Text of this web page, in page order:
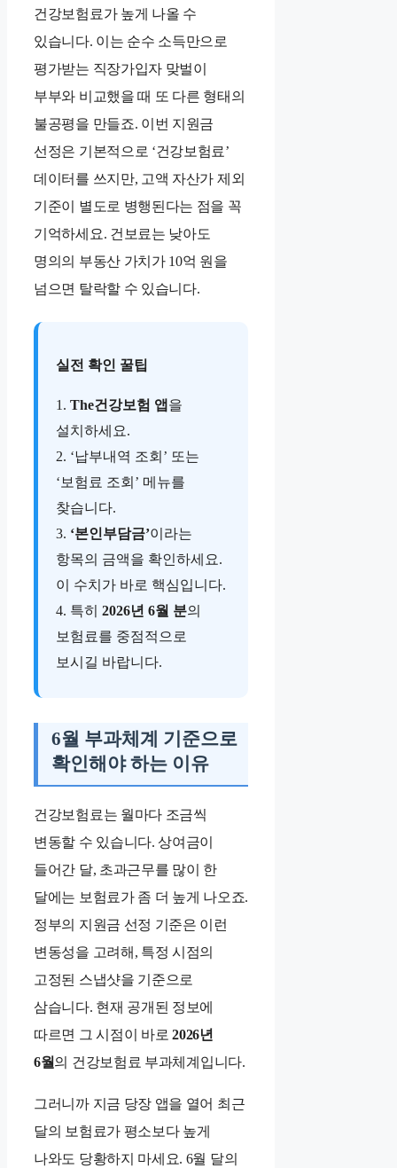
건강보험료가 높게 나올 수
있습니다. 이는 순수 소득만으로
평가받는 직장가입자 맞벌이
부부와 비교했을 때 또 다른 형태의
불공평을 만들죠. 이번 지원금
선정은 기본적으로 ‘건강보험료’
데이터를 쓰지만, 고액 자산가 제외
기준이 별도로 병행된다는 점을 꼭
기억하세요. 건보료는 낮아도
명의의 부동산 가치가 10억 원을
넘으면 탈락할 수 있습니다.
실전 확인 꿀팁
1. The건강보험 앱 을
설치하세요.
2. ‘납부내역 조회’ 또는
‘보험료 조회’ 메뉴를
찾습니다.
3. ‘본인부담금’이라는
항목의 금액을 확인하세요.
이 수치가 바로 핵심입니다.
4. 특히 2026년 6월 분의
보험료를 중점적으로
보시길 바랍니다.
6월 부과체계 기준으로
확인해야 하는 이유
건강보험료는 월마다 조금씩
변동할 수 있습니다. 상여금이
들어간 달, 초과근무를 많이 한
달에는 보험료가 좀 더 높게 나오죠.
정부의 지원금 선정 기준은 이런
변동성을 고려해, 특정 시점의
고정된 스냅샷을 기준으로
삼습니다. 현재 공개된 정보에
따르면 그 시점이 바로2026년
6월의 건강보험료 부과체계입니다.
그러니까 지금 당장 앱을 열어 최근
달의 보험료가 평소보다 높게
나와도 당황하지 마세요. 6월 달의